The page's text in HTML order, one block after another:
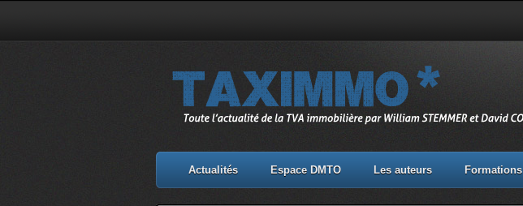
Actualités Espace DMTO Les auteurs Formations